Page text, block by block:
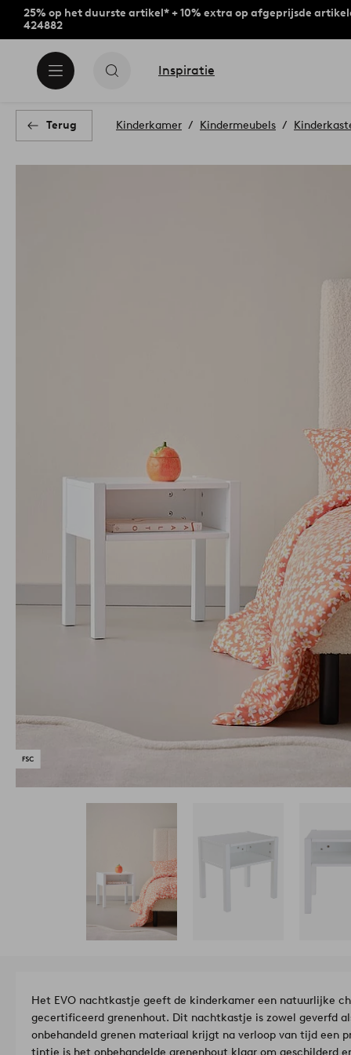
25% op het duurste artikel* + 10% extra op afgeprijsde
424882
Inspiratie
Terug Kinderkamer Kindermeubels
Het EVO nachtkastje geeft de kinderkamer een natuurlijke
gecertificeerd grenenhout. Dit nachtkastje is zowel geverfd
onbehandeld grenen materiaal krijgt na verloop van tijd een
tintje is het onbehandelde grenenhout klaar om geschilderd